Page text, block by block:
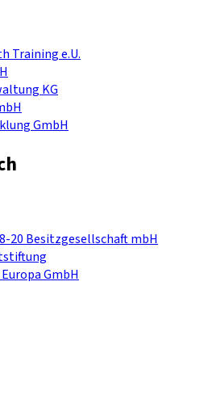
Training e.U.
KG
GmbH
20 Besitzgesellschaft mbH
GmbH